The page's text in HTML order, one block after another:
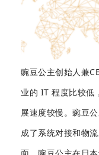
豌豆公主创始人兼
业的 IT 程度比较低
展速度较慢。豌豆
成了系统对接和物